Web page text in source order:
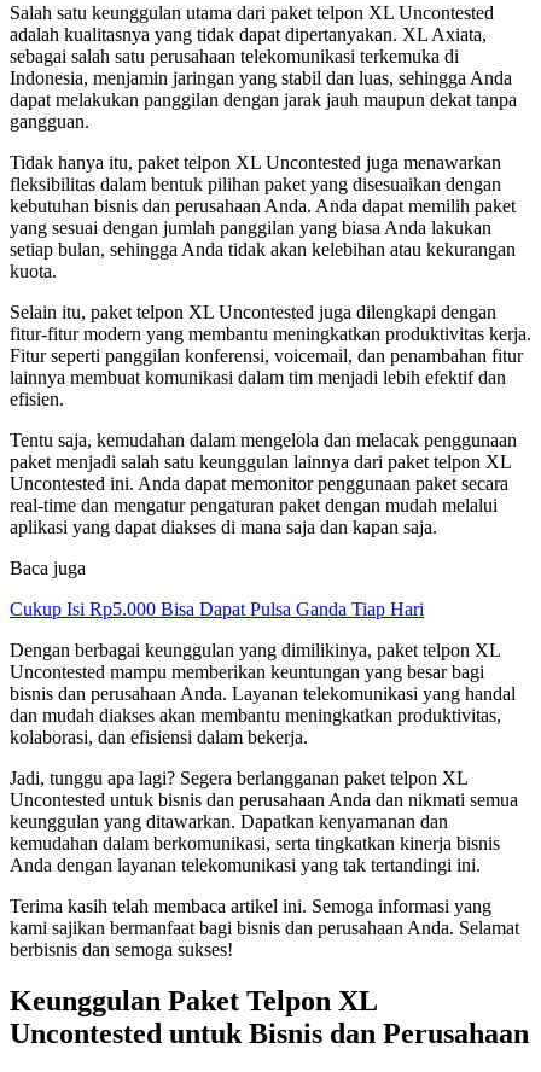
Salah satu keunggulan utama dari paket telpon XL Uncontested
adalah kualitasnya yang tidak dapat dipertanyakan. XL Axiata,
sebagai salah satu perusahaan telekomunikasi terkemuka di
Indonesia, menjamin jaringan yang stabil dan luas, sehingga Anda
dapat melakukan panggilan dengan jarak jauh maupun dekat tanpa
gangguan.
Tidak hanya itu, paket telpon XL Uncontested juga menawarkan
fleksibilitas dalam bentuk pilihan paket yang disesuaikan dengan
kebutuhan bisnis dan perusahaan Anda. Anda dapat memilih paket
yang sesuai dengan jumlah panggilan yang biasa Anda lakukan
setiap bulan, sehingga Anda tidak akan kelebihan atau kekurangan
kuota.
Selain itu, paket telpon XL Uncontested juga dilengkapi dengan
fitur-fitur modern yang membantu meningkatkan produktivitas kerja.
Fitur seperti panggilan konferensi, voicemail, dan penambahan fitur
lainnya membuat komunikasi dalam tim menjadi lebih efektif dan
efisien.
Tentu saja, kemudahan dalam mengelola dan melacak penggunaan
paket menjadi salah satu keunggulan lainnya dari paket telpon XL
Uncontested ini. Anda dapat memonitor penggunaan paket secara
real-time dan mengatur pengaturan paket dengan mudah melalui
aplikasi yang dapat diakses di mana saja dan kapan saja.
Baca juga
Cukup Isi Rp5.000 Bisa Dapat Pulsa Ganda Tiap Hari
Dengan berbagai keunggulan yang dimilikinya, paket telpon XL
Uncontested mampu memberikan keuntungan yang besar bagi
bisnis dan perusahaan Anda. Layanan telekomunikasi yang handal
dan mudah diakses akan membantu meningkatkan produktivitas,
kolaborasi, dan efisiensi dalam bekerja.
Jadi, tunggu apa lagi? Segera berlangganan paket telpon XL
Uncontested untuk bisnis dan perusahaan Anda dan nikmati semua
keunggulan yang ditawarkan. Dapatkan kenyamanan dan
kemudahan dalam berkomunikasi, serta tingkatkan kinerja bisnis
Anda dengan layanan telekomunikasi yang tak tertandingi ini.
Terima kasih telah membaca artikel ini. Semoga informasi yang
kami sajikan bermanfaat bagi bisnis dan perusahaan Anda. Selamat
berbisnis dan semoga sukses!
Keunggulan Paket Telpon XL
Uncontested untuk Bisnis dan Perusahaan